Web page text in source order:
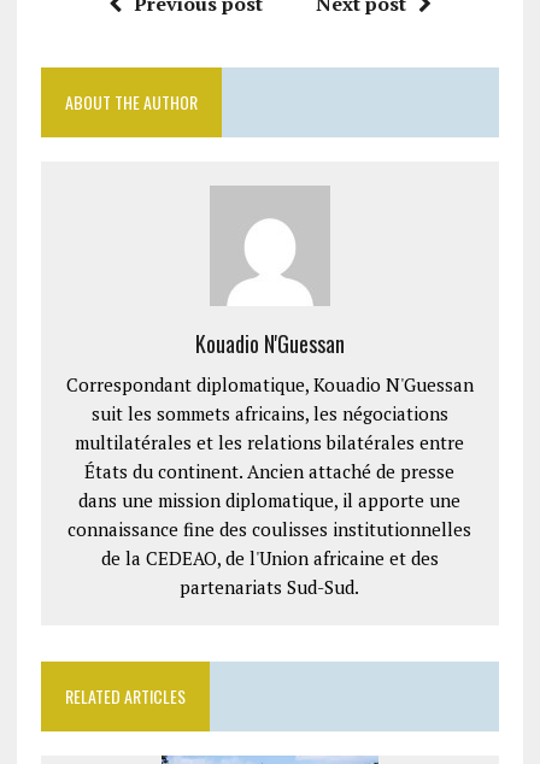
ABOUT THE AUTHOR
Kouadio N'Guessan
Correspondant diplomatique, Kouadio N'Guessan
suit les sommets africains, les négociations
multilatérales et les relations bilatérales entre
États du continent. Ancien attaché de presse
dans une mission diplomatique, il apporte une
connaissance fine des coulisses institutionnelles
de la CEDEAO, de l'Union africaine et des
partenariats Sud-Sud.
RELATED ARTICLES